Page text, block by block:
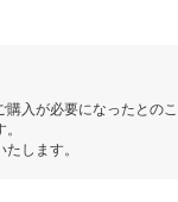
入が必要になったとの
します。